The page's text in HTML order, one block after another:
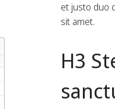
et justo duo
sit amet.
H3